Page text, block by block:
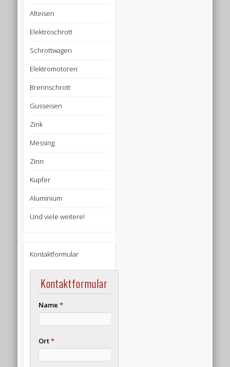
Alteisen
Elektroschrott
Schrottwagen
Elektromotoren
Brennschrott
Gusseisen
Zink
Messing
Zinn
Kupfer
Aluminium
Und viele weitere!
Kontaktformular
Kontaktformular
Name *
Ort*